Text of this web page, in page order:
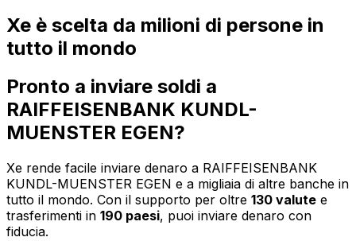
Xe è scelta da milioni di persone in
tutto il mondo
Pronto a inviare soldi a
RAIFFEISENBANK KUNDL-
MUENSTER EGEN?
Xe rende facile inviare denaro a RAIFFEISENBANK
KUNDL-MUENSTER EGEN e a migliaia di altre banche in
tutto il mondo. Con il supporto per oltre 130 valute e
trasferimenti in 190 paesi, puoi inviare denaro con
fiducia.